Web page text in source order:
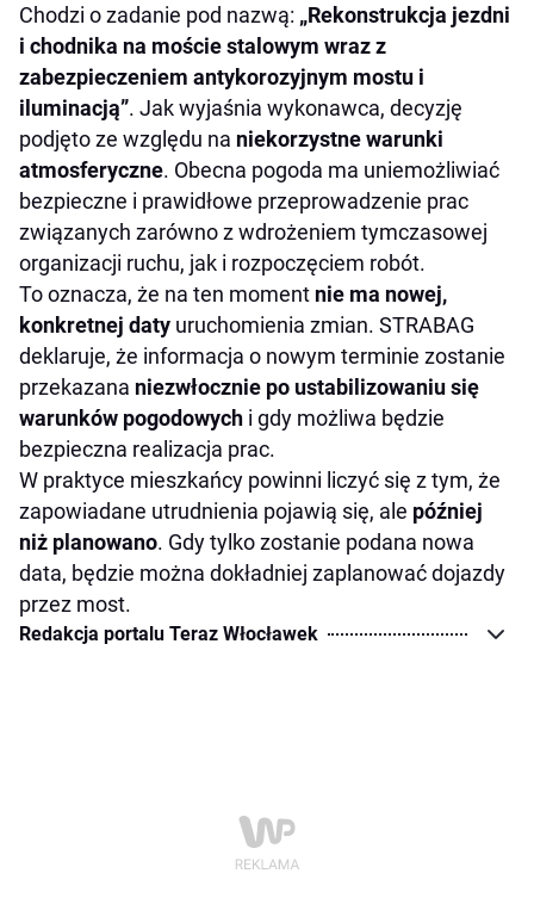
Chodzi o zadanie pod nazwą: „Rekonstrukcja jezdni
i chodnika na moście stalowym wraz z
zabezpieczeniem antykorozyjnym mostu i
iluminacją”. Jak wyjaśnia wykonawca, decyzję
podjęto ze względu na niekorzystne warunki
atmosferyczne. Obecna pogoda ma uniemożliwiać
bezpieczne i prawidłowe przeprowadzenie prac
związanych zarówno z wdrożeniem tymczasowej
organizacji ruchu, jak i rozpoczęciem robót.
To oznacza, że na ten moment nie ma nowej,
konkretnej daty uruchomienia zmian. STRABAG
deklaruje, że informacja o nowym terminie zostanie
przekazana niezwłocznie po ustabilizowaniu się
warunków pogodowych i gdy możliwa będzie
bezpieczna realizacja prac.
W praktyce mieszkańcy powinni liczyć się z tym, że
zapowiadane utrudnienia pojawią się, ale później
niż planowano. Gdy tylko zostanie podana nowa
data, będzie można dokładniej zaplanować dojazdy
przez most.
Redakcja portalu Teraz Włocławek